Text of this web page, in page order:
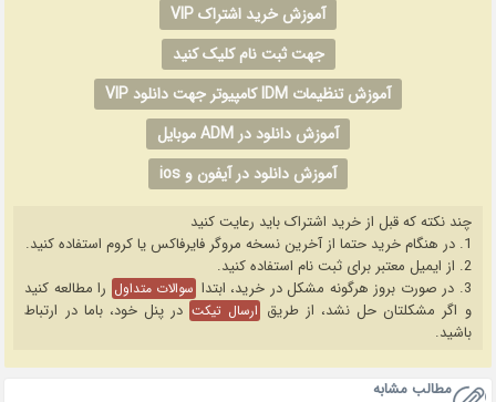
آموزش خرید اشتراک VIP
جهت ثبت نام کلیک کنید
آموزش تنظیمات IDM کامپیوتر جهت دانلود VIP
آموزش دانلود در ADM موبایل
آموزش دانلود در آیفون و ios
چند نکته که قبل از خرید اشتراک باید رعایت کنید
1. در هنگام خرید حتما از آخرین نسخه مروگر فایرفاکس یا کروم استفاده کنید.
2. از ایمیل معتبر برای ثبت نام استفاده کنید.
3. در صورت بروز هرگونه مشکل در خرید، ابتدا
سوالات متداول را مطالعه کنید
و اگر مشکلتان حل نشد، از طریق ارسال تیکت در پنل خود، باما در ارتباط
باشید.
مطالب مشابه